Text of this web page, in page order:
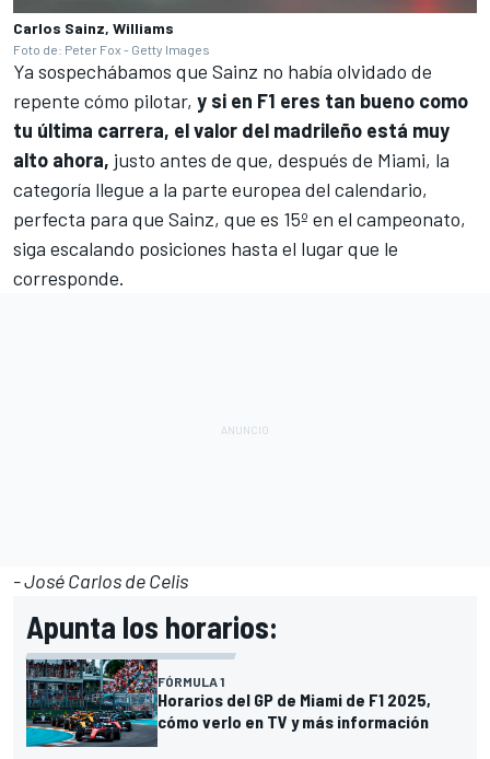
Carlos Sainz, Williams
Foto de: Peter Fox - Getty Images
Ya sospechábamos que Sainz no había olvidado de
repente cómo pilotar, y si en F1 eres tan bueno como
tu última carrera, el valor del madrileño está muy
alto ahora, justo antes de que, después de Miami, la
categoría llegue a la parte europea del calendario,
perfecta para que Sainz, que es 15º en el campeonato,
siga escalando posiciones hasta el lugar que le
corresponde.
- José Carlos de Celis
Apunta los horarios:
FÓRMULA 1
Horarios del GP de Miami de F1 2025,
cómo verlo en TV y más información